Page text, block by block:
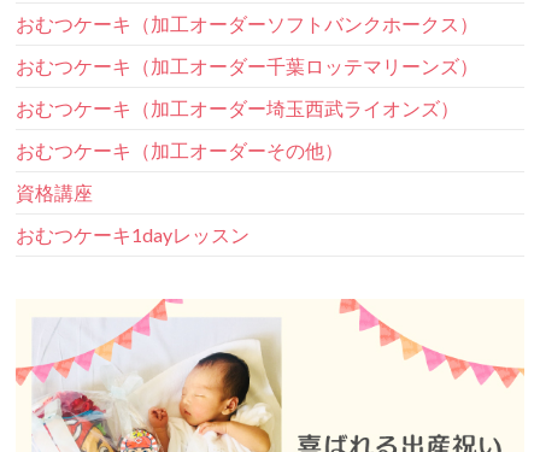
おむつケーキ（加工オーダーソフトバンクホークス）
おむつケーキ（加工オーダー千葉ロッテマリーンズ）
おむつケーキ（加工オーダー埼玉西武ライオンズ）
おむつケーキ（加工オーダーその他）
資格講座
おむつケーキ1dayレッスン